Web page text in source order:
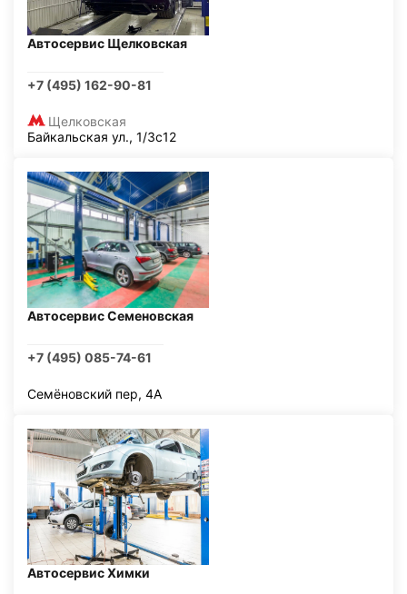
Автосервис Щелковская
+7 (495) 162-90-81
Щелковская
Байкальская ул., 1/3с12
Автосервис Семеновская
+7 (495) 085-74-61
Семёновский пер, 4А
Автосервис Химки